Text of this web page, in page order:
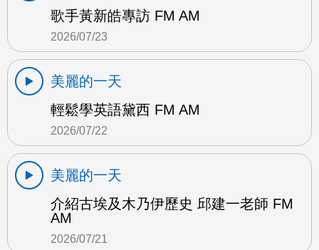
歌手黃新皓專訪 FM AM
2026/07/23
美麗的一天
輕鬆學英語黛西 FM AM
2026/07/22
美麗的一天
介紹古埃及木乃伊歷史 邱建一老師 FM
AM
2026/07/21